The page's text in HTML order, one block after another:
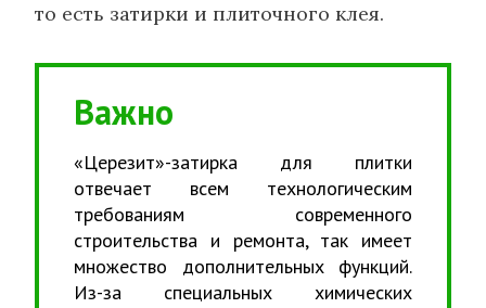
то есть затирки и плиточного клея.
Важно
«Церезит»-затирка для плитки
отвечает всем технологическим
требованиям современного
строительства и ремонта, так имеет
множество дополнительных функций.
Из-за специальных химических